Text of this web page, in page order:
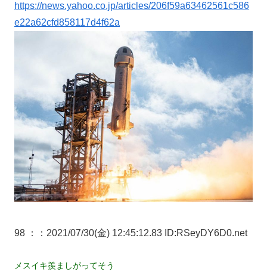
https://news.yahoo.co.jp/articles/206f59a63462561c586
e22a62cfd858117d4f62a
98 ： ：2021/07/30(金) 12:45:12.83 ID:RSeyDY6D0.net
メスイキ羨ましがってそう